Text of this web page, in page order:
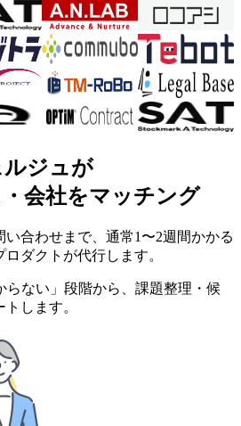
ジュが
会社をマッチング
合わせまで、通常1〜2週間かかる
ダクトが代行します。
らない」段階から、課題整理・候
します。